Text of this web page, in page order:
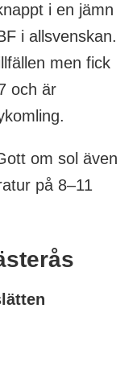
i en jämn
i allsvenskan.
men fick
och är
om sol även
på 8–11